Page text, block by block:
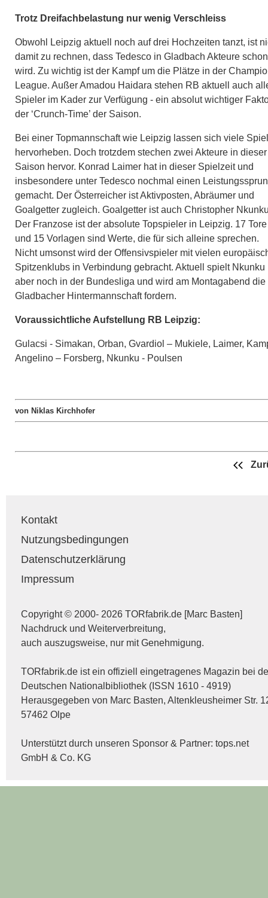
Trotz Dreifachbelastung nur wenig Verschleiss
Obwohl Leipzig aktuell noch auf drei Hochzeiten tanzt, ist
damit zu rechnen, dass Tedesco in Gladbach Akteure
wird. Zu wichtig ist der Kampf um die Plätze in der
League. Außer Amadou Haidara stehen RB aktuell auch
Spieler im Kader zur Verfügung - ein absolut wichtiger
der ‘Crunch-Time’ der Saison.
Bei einer Topmannschaft wie Leipzig lassen sich viele
hervorheben. Doch trotzdem stechen zwei Akteure in dieser
Saison hervor. Konrad Laimer hat in dieser Spielzeit und
insbesondere unter Tedesco nochmal einen
gemacht. Der Österreicher ist Aktivposten, Abräumer und
Goalgetter zugleich. Goalgetter ist auch Christopher
Der Franzose ist der absolute Topspieler in Leipzig. 17 Tore
und 15 Vorlagen sind Werte, die für sich alleine sprechen.
Nicht umsonst wird der Offensivspieler mit vielen
Spitzenklubs in Verbindung gebracht. Aktuell spielt Nkunku
aber noch in der Bundesliga und wird am Montagabend die
Gladbacher Hintermannschaft fordern.
Voraussichtliche Aufstellung RB Leipzig:
Gulacsi - Simakan, Orban, Gvardiol – Mukiele, Laimer,
Angelino – Forsberg, Nkunku - Poulsen
von Niklas Kirchhofer
Kontakt
Nutzungsbedingungen
Datenschutzerklärung
Impressum
Copyright © 2000- 2026 TORfabrik.de [Marc Basten]
Nachdruck und Weiterverbreitung,
auch auszugsweise, nur mit Genehmigung.
TORfabrik.de ist ein offiziell eingetragenes Magazin bei
Deutschen Nationalbibliothek (ISSN 1610 - 4919)
Herausgegeben von Marc Basten, Altenkleusheimer Str.
57462 Olpe
Unterstützt durch unseren Sponsor & Partner: tops.net
GmbH & Co. KG